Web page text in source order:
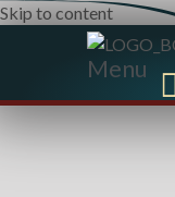
Skip to content
Menu